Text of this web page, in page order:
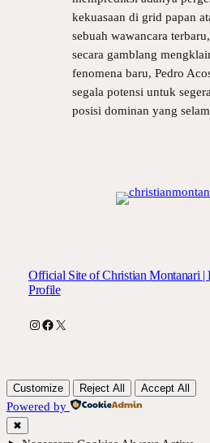
kekuasaan di grid papan
sebuah wawancara
secara gamblang
fenomena baru, Pedro
segala potensi untuk
posisi dominan yang
Official Site of Christian Montanari |
Profile
Instagram
Facebook
X
Customize Reject All Accept All
Powered by
✖